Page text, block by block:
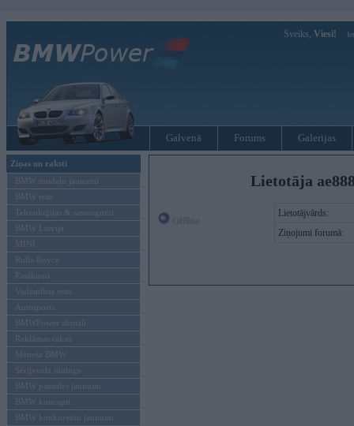
Sveiks, Viesi!
Galvenā Forums Galerijas
Ziņas un raksti
BMW modeļu jaunumi
BMW testi
Tehnoloģijas & sasniegumi
BMW Latvijā
MINI
Rolls-Royce
Pasākumi
Vadāmības tests
Autosports
BMWPower aktuāli
Reklāmas raksti
Mēneša BMW
Sērijveida tūnings
BMW pasaules jaunumi
BMW koncepti
BMW konkurentu jaunumi
Lietotāja
Lietotājvārds:
Ziņojumi forumā: